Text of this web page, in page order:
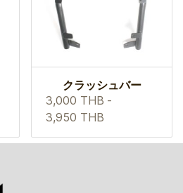
クラッシュバー
3,000 THB -
3,950 THB